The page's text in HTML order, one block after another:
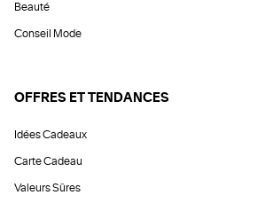
Beauté
Conseil Mode
OFFRES ET TENDANCES
Idées Cadeaux
Carte Cadeau
Valeurs Sûres